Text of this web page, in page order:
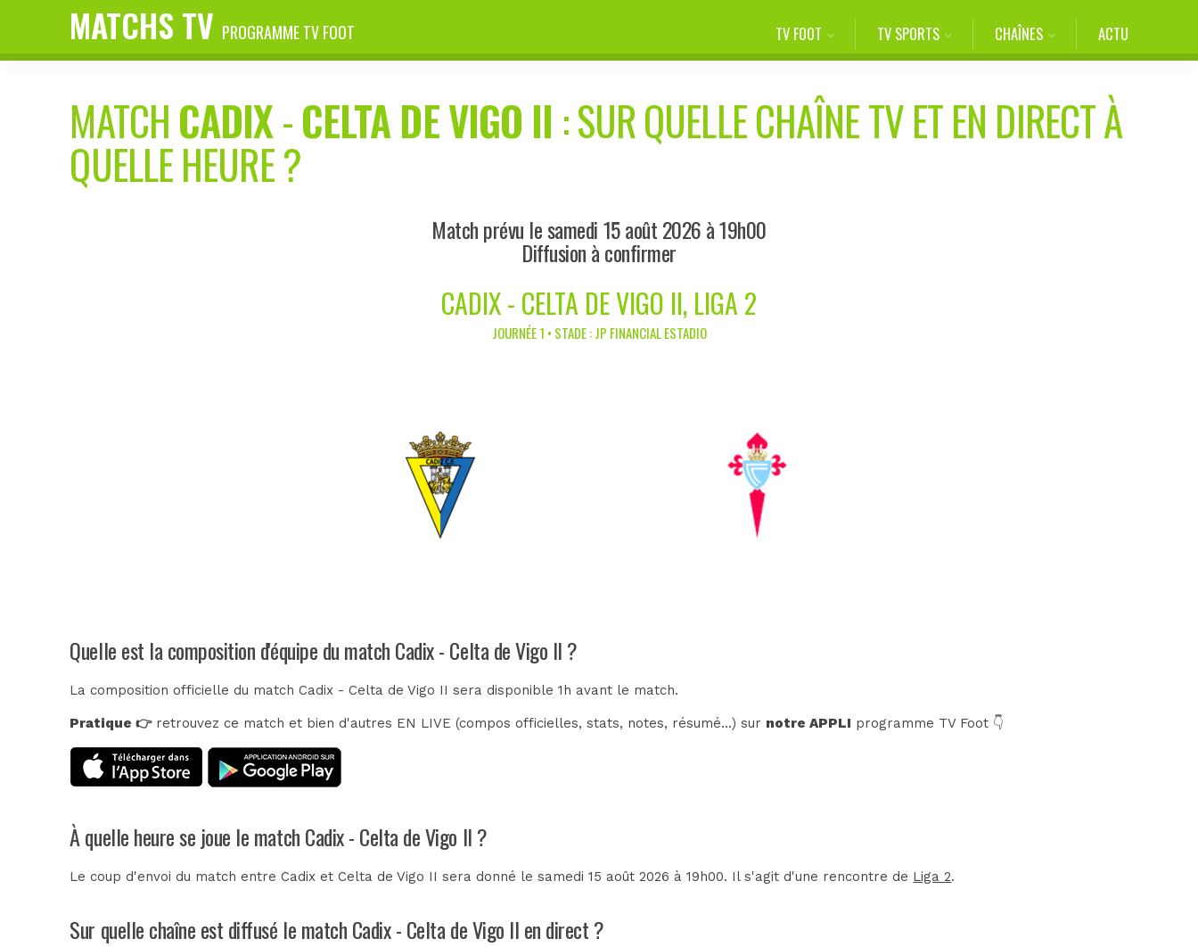
MATCHS TV PROGRAMME TV FOOT TV FOOT TV SPORTS CHAÎNES ACTU
MATCHCADIX-CELTA DE VIGO II : SUR QUELLE CHAÎNE TV ET EN DIRECT À
QUELLE HEURE ?
Match prévu le samedi 15 août 2026 à 19h00
Diffusion à confirmer
CADIX - CELTA DE VIGO II, LIGA 2
JOURNÉE 1 • STADE : JP FINANCIAL ESTADIO
Quelle est la composition d'équipe du match Cadix - Celta de Vigo II ?
La composition officielle du match Cadix - Celta de Vigo II sera disponible 1h avant le match.
Pratique 👉retrouvez ce match et bien d'autres EN LIVE (compos officielles, stats, notes, résumé...) sur notre APPLI programme TV Foot 👇
À quelle heure se joue le match Cadix - Celta de Vigo II ?
Le coup d'envoi du match entre Cadix et Celta de Vigo II sera donné le samedi 15 août 2026 à 19h00. Il s'agit d'une rencontre de Liga 2.
Sur quelle chaîne est diffusé le match Cadix - Celta de Vigo II en direct ?